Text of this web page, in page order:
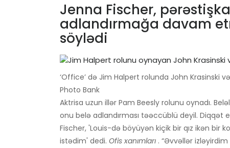
Jenna Fischer,
adlandırmağa davam
söylədi
‘Office’ də Jim Halpert rolunda John Krasinski
Photo Bank
Aktrisa uzun illər Pam Beesly rolunu oynadı.
onu belə adlandırması təəccüblü deyil. Diqqət
Fischer, 'Louis-də böyüyən kiçik bir qız ikən
istədim' dedi. Ofis xanımları . “Əvvəllər izləyirdim